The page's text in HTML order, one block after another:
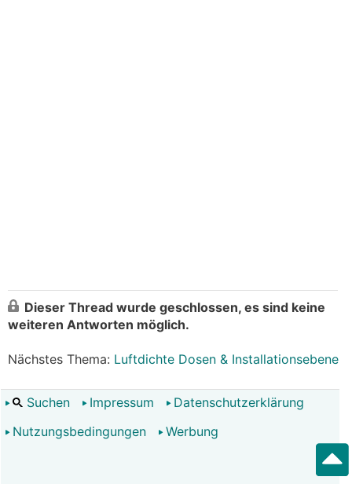
Dieser Thread wurde geschlossen, es sind keine
weiteren Antworten möglich.
Nächstes Thema: Luftdichte Dosen & Installationsebene
Suchen Impressum
Datenschutzerklärung
Nutzungsbedingungen
Werbung